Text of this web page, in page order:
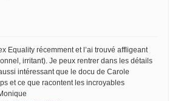
Equality récemment et l’ai trouvé affligeant
irritant). Je peux rentrer dans les détails
intéressant que le docu de Carole
et ce que racontent les incroyables